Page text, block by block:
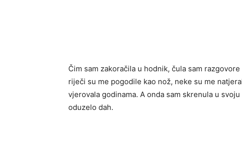
Čim sam zakoračila u hodnik, čula sam
riječi su me pogodile kao nož, neke su me
vjerovala godinama. A onda sam skrenula u
oduzelo dah.